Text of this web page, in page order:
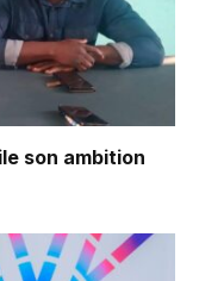
son ambition